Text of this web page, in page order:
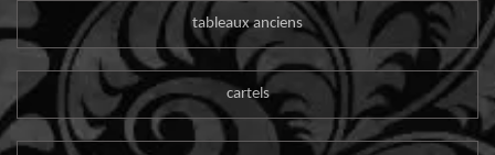
tableaux anciens
cartels